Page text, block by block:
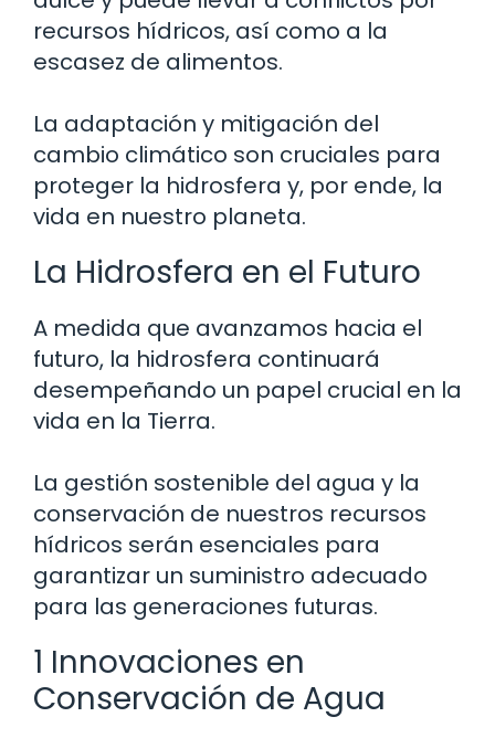
recursos hídricos, así como a la
escasez de alimentos.
La adaptación y mitigación del
cambio climático son cruciales para
proteger la hidrosfera y, por ende, la
vida en nuestro planeta.
La Hidrosfera en el Futuro
A medida que avanzamos hacia el
futuro, la hidrosfera continuará
desempeñando un papel crucial en la
vida en la Tierra.
La gestión sostenible del agua y la
conservación de nuestros recursos
hídricos serán esenciales para
garantizar un suministro adecuado
para las generaciones futuras.
1 Innovaciones en
Conservación de Agua